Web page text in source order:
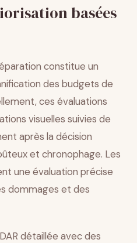
basées
constitue un
des budgets de
ces évaluations
visuelles suivies de
après la décision
et chronophage. Les
une évaluation précise
dommages et des
détaillée avec des